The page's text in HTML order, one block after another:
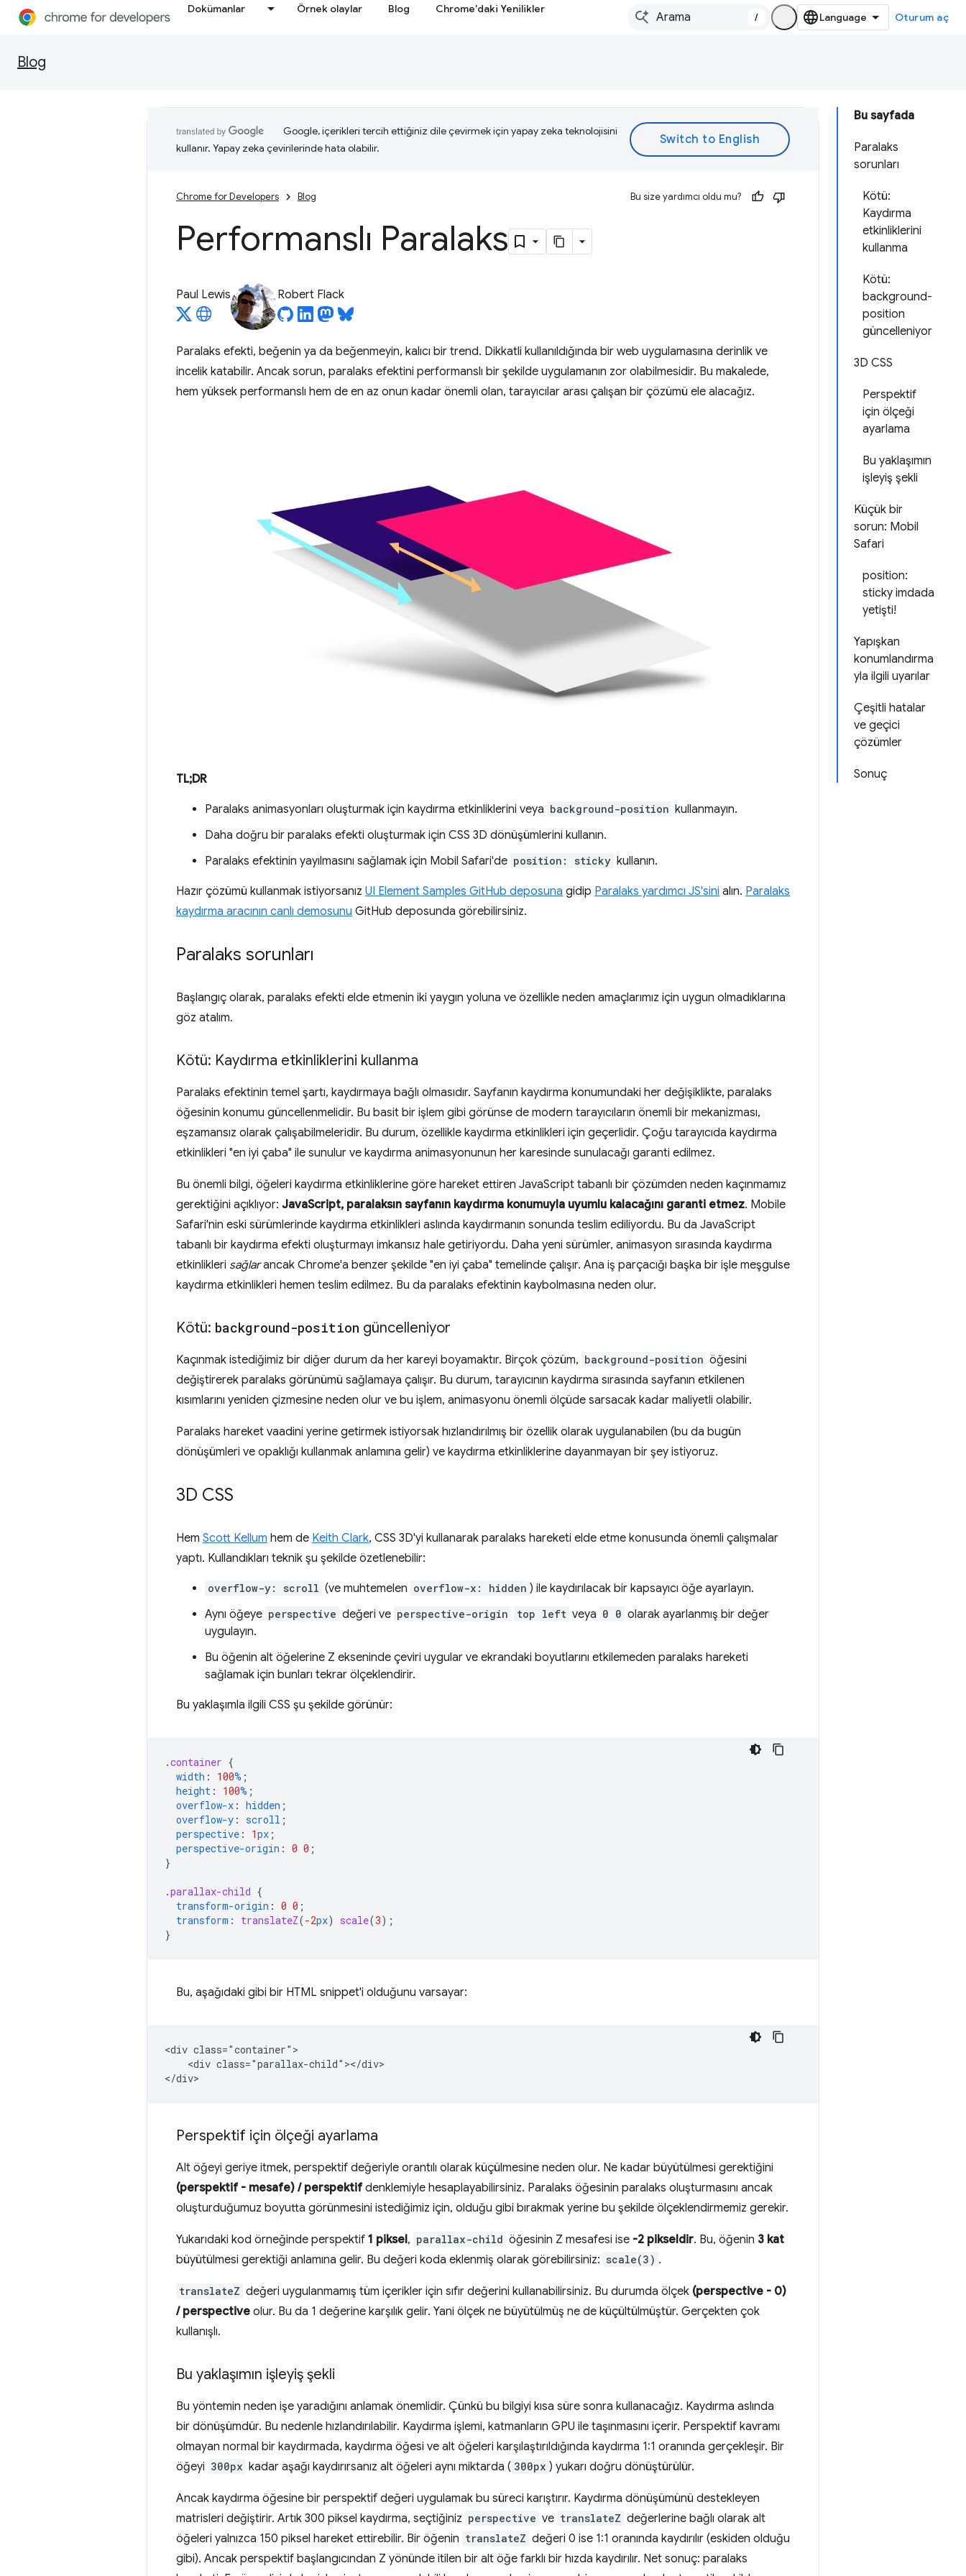
Dokümanlar Örnek olaylar Blog Chrome'daki Yenilikler
/ Oturum aç
Blog
Bu sayfada
Paralaks
sorunları
Kötü:
Kaydırma
etkinliklerini
kullanma
Kötü:
background-
position
güncelleniyor
3D CSS
Perspektif
için ölçeği
ayarlama
Bu yaklaşımın
işleyiş şekli
Küçük bir
sorun: Mobil
Safari
position:
sticky imdada
yetişti!
Yapışkan
konumlandırma
yla ilgili uyarılar
Çeşitli hatalar
ve geçici
çözümler
Sonuç
Google, içerikleri tercih ettiğiniz dile çevirmek için yapay zeka teknolojisini
kullanır. Yapay zeka çevirilerinde hata olabilir.
Chrome for Developers Blog Bu size yardımcı oldu mu?
Performanslı Paralaks
Paul Lewis Robert Flack
Paralaks efekti, beğenin ya da beğenmeyin, kalıcı bir trend. Dikkatli kullanıldığında bir web uygulamasına derinlik ve
incelik katabilir. Ancak sorun, paralaks efektini performanslı bir şekilde uygulamanın zor olabilmesidir. Bu makalede,
hem yüksek performanslı hem de en az onun kadar önemli olan, tarayıcılar arası çalışan bir çözümü ele alacağız.
TL;DR
Paralaks animasyonları oluşturmak için kaydırma etkinliklerini veya background-position kullanmayın.
Daha doğru bir paralaks efekti oluşturmak için CSS 3D dönüşümlerini kullanın.
Paralaks efektinin yayılmasını sağlamak için Mobil Safari'de position: sticky kullanın.
Hazır çözümü kullanmak istiyorsanız UI Element Samples GitHub deposuna gidip Paralaks yardımcı JS'sini alın. Paralaks
kaydırma aracının canlı demosunu GitHub deposunda görebilirsiniz.
Paralaks sorunları
Başlangıç olarak, paralaks efekti elde etmenin iki yaygın yoluna ve özellikle neden amaçlarımız için uygun olmadıklarına
göz atalım.
Kötü: Kaydırma etkinliklerini kullanma
Paralaks efektinin temel şartı, kaydırmaya bağlı olmasıdır. Sayfanın kaydırma konumundaki her değişiklikte, paralaks
öğesinin konumu güncellenmelidir. Bu basit bir işlem gibi görünse de modern tarayıcıların önemli bir mekanizması,
eşzamansız olarak çalışabilmeleridir. Bu durum, özellikle kaydırma etkinlikleri için geçerlidir. Çoğu tarayıcıda kaydırma
etkinlikleri "en iyi çaba" ile sunulur ve kaydırma animasyonunun her karesinde sunulacağı garanti edilmez.
Bu önemli bilgi, öğeleri kaydırma etkinliklerine göre hareket ettiren JavaScript tabanlı bir çözümden neden kaçınmamız
gerektiğini açıklıyor: JavaScript, paralaksın sayfanın kaydırma konumuyla uyumlu kalacağını garanti etmez. Mobile
Safari'nin eski sürümlerinde kaydırma etkinlikleri aslında kaydırmanın sonunda teslim ediliyordu. Bu da JavaScript
tabanlı bir kaydırma efekti oluşturmayı imkansız hale getiriyordu. Daha yeni sürümler, animasyon sırasında kaydırma
etkinlikleri sağlarancak Chrome'a benzer şekilde "en iyi çaba" temelinde çalışır. Ana iş parçacığı başka bir işle meşgulse
kaydırma etkinlikleri hemen teslim edilmez. Bu da paralaks efektinin kaybolmasına neden olur.
Kötü: background-position güncelleniyor
Kaçınmak istediğimiz bir diğer durum da her kareyi boyamaktır. Birçok çözüm, background-position öğesini
değiştirerek paralaks görünümü sağlamaya çalışır. Bu durum, tarayıcının kaydırma sırasında sayfanın etkilenen
kısımlarını yeniden çizmesine neden olur ve bu işlem, animasyonu önemli ölçüde sarsacak kadar maliyetli olabilir.
Paralaks hareket vaadini yerine getirmek istiyorsak hızlandırılmış bir özellik olarak uygulanabilen (bu da bugün
dönüşümleri ve opaklığı kullanmak anlamına gelir) ve kaydırma etkinliklerine dayanmayan bir şey istiyoruz.
3D CSS
Hem Scott Kellum hem de Keith Clark, CSS 3D'yi kullanarak paralaks hareketi elde etme konusunda önemli çalışmalar
yaptı. Kullandıkları teknik şu şekilde özetlenebilir:
overflow-y: scroll (ve muhtemelen overflow-x: hidden ) ile kaydırılacak bir kapsayıcı öğe ayarlayın.
Aynı öğeye perspective değeri ve perspective-origin top left veya 0 0 olarak ayarlanmış bir değer
uygulayın.
Bu öğenin alt öğelerine Z ekseninde çeviri uygular ve ekrandaki boyutlarını etkilemeden paralaks hareketi
sağlamak için bunları tekrar ölçeklendirir.
Bu yaklaşımla ilgili CSS şu şekilde görünür:
.container {
width : 100% ;
height : 100% ;
overflow-x : hidden ;
overflow-y : scroll ;
perspective : 1px ;
perspective-origin : 0 0 ;
}
.parallax-child {
transform-origin : 0 0 ;
transform : translateZ(-2px) scale(3);
}
Bu, aşağıdaki gibi bir HTML snippet'i olduğunu varsayar:
<div class="container">
    <div class="parallax-child"></div>
Perspektif için ölçeği ayarlama
Alt öğeyi geriye itmek, perspektif değeriyle orantılı olarak küçülmesine neden olur. Ne kadar büyütülmesi gerektiğini
(perspektif - mesafe) / perspektifdenklemiyle hesaplayabilirsiniz. Paralaks öğesinin paralaks oluşturmasını ancak
oluşturduğumuz boyutta görünmesini istediğimiz için, olduğu gibi bırakmak yerine bu şekilde ölçeklendirmemiz gerekir.
Yukarıdaki kod örneğinde perspektif 1 piksel, parallax-child öğesinin Z mesafesi ise -2 pikseldir. Bu, öğenin 3 kat
büyütülmesi gerektiği anlamına gelir. Bu değeri koda eklenmiş olarak görebilirsiniz: scale(3) .
translateZ değeri uygulanmamış tüm içerikler için sıfır değerini kullanabilirsiniz. Bu durumda ölçek (perspective - 0)
/ perspective olur. Bu da 1 değerine karşılık gelir. Yani ölçek ne büyütülmüş ne de küçültülmüştür. Gerçekten çok
kullanışlı.
Bu yaklaşımın işleyiş şekli
Bu yöntemin neden işe yaradığını anlamak önemlidir. Çünkü bu bilgiyi kısa süre sonra kullanacağız. Kaydırma aslında
bir dönüşümdür. Bu nedenle hızlandırılabilir. Kaydırma işlemi, katmanların GPU ile taşınmasını içerir. Perspektif kavramı
olmayan normal bir kaydırmada, kaydırma öğesi ve alt öğeleri karşılaştırıldığında kaydırma 1:1 oranında gerçekleşir. Bir
öğeyi 300px kadar aşağı kaydırırsanız alt öğeleri aynı miktarda ( 300px ) yukarı doğru dönüştürülür.
Ancak kaydırma öğesine bir perspektif değeri uygulamak bu süreci karıştırır. Kaydırma dönüşümünü destekleyen
matrisleri değiştirir. Artık 300 piksel kaydırma, seçtiğiniz perspective ve translateZ değerlerine bağlı olarak alt
öğeleri yalnızca 150 piksel hareket ettirebilir. Bir öğenin translateZ değeri 0 ise 1:1 oranında kaydırılır (eskiden olduğu
gibi). Ancak perspektif başlangıcından Z yönünde itilen bir alt öğe farklı bir hızda kaydırılır. Net sonuç: paralaks